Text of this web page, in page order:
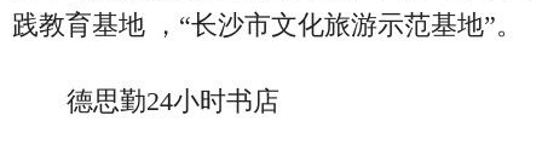
践教育基地 ，“长沙市文化旅游示范基地”。
德思勤24小时书店